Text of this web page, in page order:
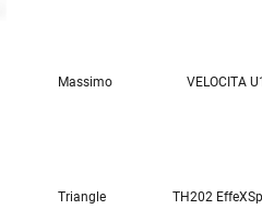
Massimo VELOCITA U1
Triangle TH202